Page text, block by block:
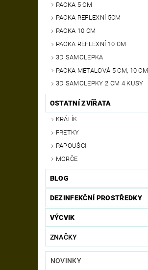
PACKA 5 CM
PACKA REFLEXNÍ 5CM
PACKA 10 CM
PACKA REFLEXNÍ 10 CM
3D SAMOLEPKA
PACKA METALOVÁ 5 CM, 10 CM
3D SAMOLEPKY 2 CM 4 KUSY
OSTATNÍ ZVÍŘATA
KRÁLÍK
FRETKY
PAPOUŠCI
MORČE
BLOG
DEZINFEKČNÍ PROSTŘEDKY
VÝCVIK
ZNAČKY
NOVINKY